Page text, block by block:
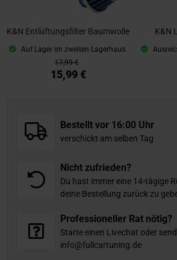
K&N Entlüftungsfilter Baumwolle
Auf Lager im zweiten Lagerhaus.
17,99 €
15,99 €
K&N
Bestellt vor 16:00 Uhr
verschickt am selben Tag
Nicht zufrieden?
Du hast immer eine 14-tägige
deine Bestellung zurück zu
Professioneller Rat nötig?
Starte einen Livechat oder
info@fullcartuning.de